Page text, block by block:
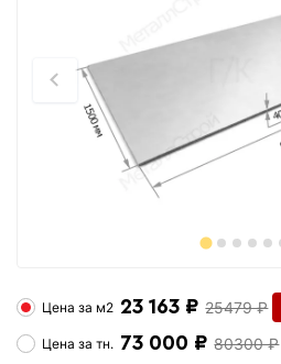
Цена за м2 23 163 ₽ 25479 ₽
Цена затн. 73 000 ₽ 80300 ₽